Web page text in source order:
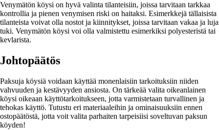
Venymätön köysi on hyvä valinta tilanteisiin, joissa tarvitaan tarkkaa
kontrollia ja pienen venymisen riski on haitaksi. Esimerkkejä tällaisista
tilanteista voivat olla nostot ja kiinnitykset, joissa tarvitaan vakaa ja luja
tuki. Venymätön köysi voi olla valmistettu esimerkiksi polyesteristä tai
kevlarista.
Johtopäätös
Paksuja köysiä voidaan käyttää monenlaisiin tarkoituksiin niiden
vahvuuden ja kestävyyden ansiosta. On tärkeää valita oikeanlainen
köysi oikeaan käyttötarkoitukseen, jotta varmistetaan turvallinen ja
tehokas käyttö. Tutustu eri materiaaleihin ja ominaisuuksiin ennen
ostopäätöstä, jotta voit valita parhaiten tarpeisiisi soveltuvan paksun
köyden!